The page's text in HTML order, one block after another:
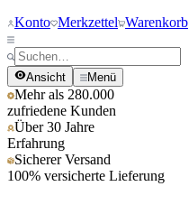
Konto Merkzettel Warenkorb
Ansicht Menü
Mehr als 280.000
zufriedene Kunden
Über 30 Jahre
Erfahrung
Sicherer Versand
100% versicherte Lieferung